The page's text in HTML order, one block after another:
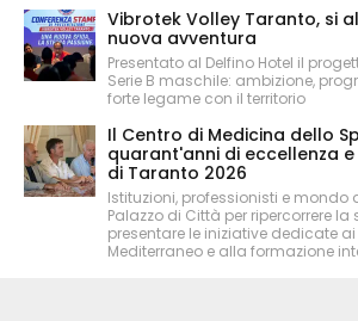
Vibrotek Volley Taranto, si
nuova avventura
Presentato al Delfino Hotel il
Serie B maschile: ambizione,
forte legame con il territorio
Il Centro di Medicina dello
quarant'anni di eccellenza
di Taranto 2026
Istituzioni, professionisti e mondo
Palazzo di Città per ripercorrere la
presentare le iniziative dedicate
Mediterraneo e alla formazione